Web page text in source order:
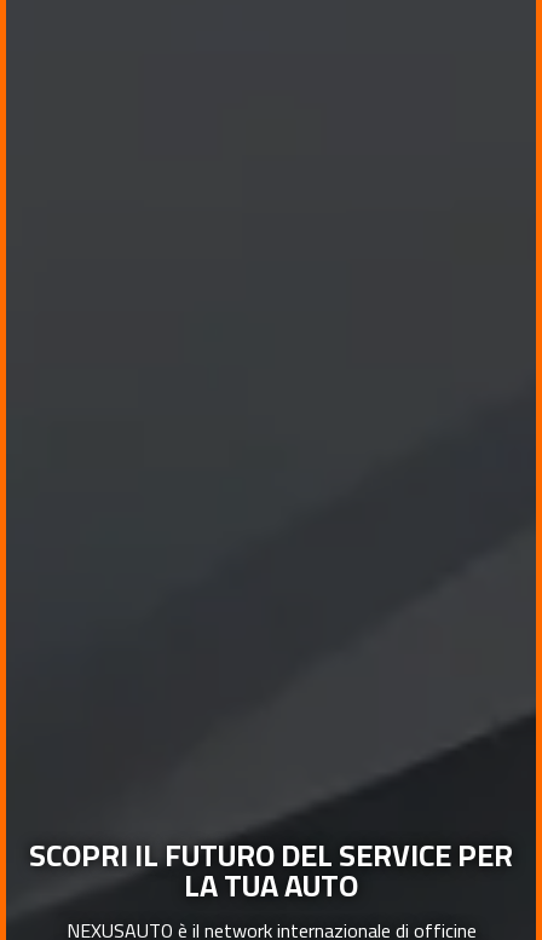
SCOPRI IL FUTURO DEL SERVICE PER
LA TUA AUTO
NEXUSAUTO è il network internazionale di officine